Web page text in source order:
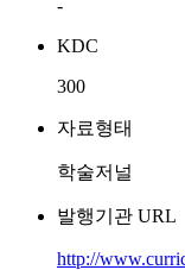
-
KDC
300
자료형태
학술저널
발행기관 URL
http://